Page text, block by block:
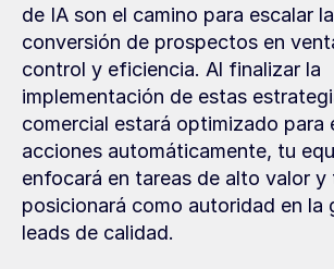
de IA son el camino para escalar
conversión de prospectos en
control y eficiencia. Al finalizar la
implementación de estas
comercial estará optimizado para
acciones automáticamente, tu
enfocará en tareas de alto valor y
posicionará como autoridad en la
leads de calidad.